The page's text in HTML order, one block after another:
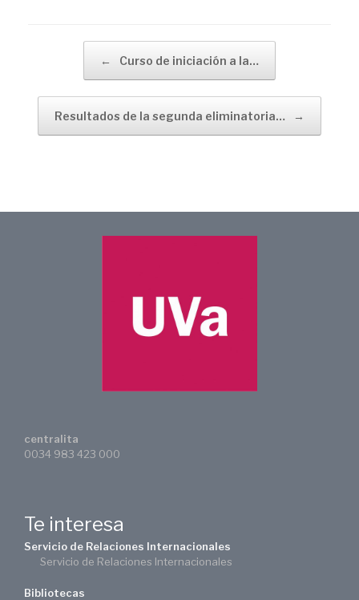
← Curso de iniciación a la…
Resultados de la segunda eliminatoria… →
centralita
0034 983 423 000
Te interesa
Servicio de Relaciones Internacionales
Servicio de Relaciones Internacionales
Bibliotecas